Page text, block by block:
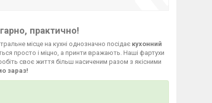
практично!
місце на кухні однозначно посідає кухонний
просто і міцно, а принти вражають. Наші фартухи
своє життя більш насиченим разом з якісними
зараз!